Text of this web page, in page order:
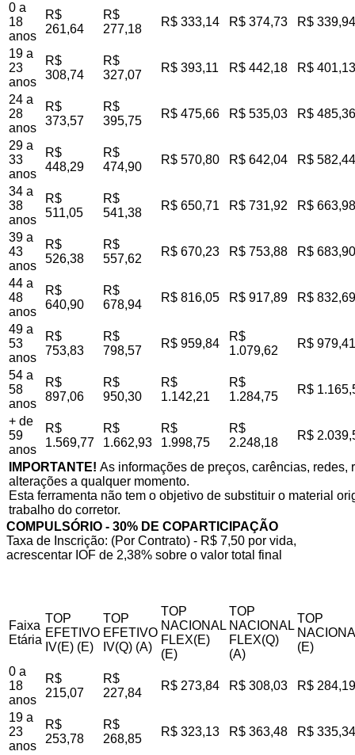
0 a
18
anos
R$
261,64
R$
277,18
R$ 333,14 R$ 374,73 R$ 339,94
19 a
23
anos
R$
308,74
R$
327,07
R$ 393,11 R$ 442,18 R$ 401,13
24 a
28
anos
R$
373,57
R$
395,75
R$ 475,66 R$ 535,03 R$ 485,36
29 a
33
anos
R$
448,29
R$
474,90
R$ 570,80 R$ 642,04 R$ 582,44
34 a
38
anos
R$
511,05
R$
541,38
R$ 650,71 R$ 731,92 R$ 663,98
39 a
43
anos
R$
526,38
R$
557,62
R$ 670,23 R$ 753,88 R$ 683,90
44 a
48
anos
R$
640,90
R$
678,94
R$ 816,05 R$ 917,89 R$ 832,69
49 a
53
anos
R$
753,83
R$
798,57
R$ 959,84
R$
1.079,62
R$ 979,41
54 a
58
anos
R$
897,06
R$
950,30
R$
1.142,21
R$
1.284,75
R$
+ de
59
anos
R$
1.569,77
R$
1.662,93
R$
1.998,75
R$
2.248,18
R$
IMPORTANTE! As informações de preços, carências,
alterações a qualquer momento.
Esta ferramenta não tem o objetivo de substituir o material
trabalho do corretor.
COMPULSÓRIO - 30% DE COPARTICIPAÇÃO
Taxa de Inscrição: (Por Contrato) - R$ 7,50 por vida,
acrescentar IOF de 2,38% sobre o valor total final
Faixa
Etária
TOP
EFETIVO
IV(E) (E)
TOP
EFETIVO
IV(Q) (A)
TOP
NACIONAL
FLEX(E)
(E)
TOP
NACIONAL
FLEX(Q)
(A)
TOP
(E)
0 a
18
anos
R$
215,07
R$
227,84
R$ 273,84 R$ 308,03 R$ 284,19
19 a
23
anos
R$
253,78
R$
268,85
R$ 323,13 R$ 363,48 R$ 335,34